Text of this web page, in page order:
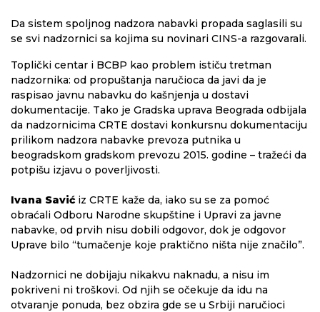
Da sistem spoljnog nadzora nabavki propada saglasili su
se svi nadzornici sa kojima su novinari CINS-a razgovarali.
Toplički centar i BCBP kao problem ističu tretman
nadzornika: od propuštanja naručioca da javi da je
raspisao javnu nabavku do kašnjenja u dostavi
dokumentacije. Tako je Gradska uprava Beograda odbijala
da nadzornicima CRTE dostavi konkursnu dokumentaciju
prilikom nadzora nabavke prevoza putnika u
beogradskom gradskom prevozu 2015. godine – tražeći da
potpišu izjavu o poverljivosti.
Ivana Savić iz CRTE kaže da, iako su se za pomoć
obraćali Odboru Narodne skupštine i Upravi za javne
nabavke, od prvih nisu dobili odgovor, dok je odgovor
Uprave bilo “tumačenje koje praktično ništa nije značilo”.
Nadzornici ne dobijaju nikakvu naknadu, a nisu im
pokriveni ni troškovi. Od njih se očekuje da idu na
otvaranje ponuda, bez obzira gde se u Srbiji naručioci